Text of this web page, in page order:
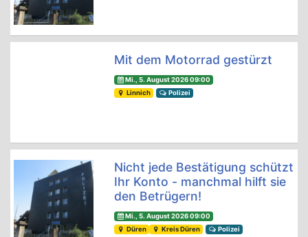
Mit dem Motorrad gestürzt
Mi., 5. August 2026 09:00
Linnich
Polizei
Nicht jede Bestätigung schützt
Ihr Konto - manchmal hilft sie
den Betrügern!
Mi., 5. August 2026 09:00
Düren
Kreis Düren Polizei